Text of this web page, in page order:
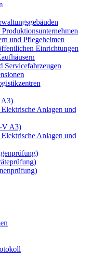
und Pflegeheimen
Einrichtungen
Servicefahrzeugen
Anlagen und
V A3)
Anlagen und